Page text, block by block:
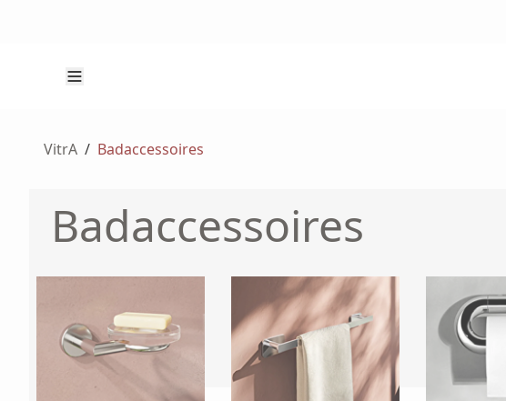
VitrA / Badaccessoires
Badaccessoires